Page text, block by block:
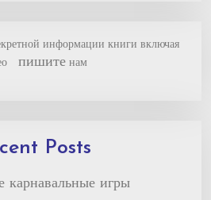
информации книги включая
пишите нам
Posts
карнавальные игры